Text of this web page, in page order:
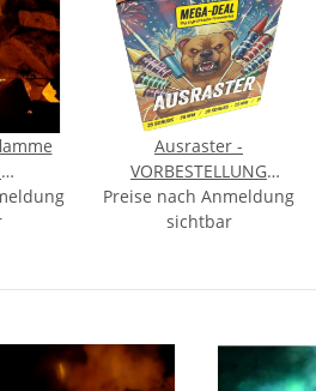
Ausraster -
VORBESTELLUNG
September
Preise nach Anmeldung
sichtbar